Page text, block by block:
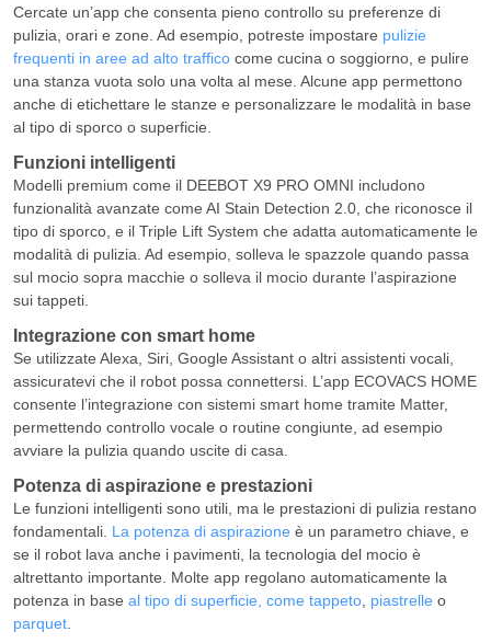
Cercate un’app che consenta pieno controllo su preferenze di
pulizia, orari e zone. Ad esempio, potreste impostare pulizie
frequenti in aree ad alto traffico come cucina o soggiorno, e pulire
una stanza vuota solo una volta al mese. Alcune app permettono
anche di etichettare le stanze e personalizzare le modalità in base
al tipo di sporco o superficie.
Funzioni intelligenti
Modelli premium come il DEEBOT X9 PRO OMNI includono
funzionalità avanzate come AI Stain Detection 2.0, che riconosce il
tipo di sporco, e il Triple Lift System che adatta automaticamente le
modalità di pulizia. Ad esempio, solleva le spazzole quando passa
sul mocio sopra macchie o solleva il mocio durante l’aspirazione
sui tappeti.
Integrazione con smart home
Se utilizzate Alexa, Siri, Google Assistant o altri assistenti vocali,
assicuratevi che il robot possa connettersi. L’app ECOVACS HOME
consente l’integrazione con sistemi smart home tramite Matter,
permettendo controllo vocale o routine congiunte, ad esempio
avviare la pulizia quando uscite di casa.
Potenza di aspirazione e prestazioni
Le funzioni intelligenti sono utili, ma le prestazioni di pulizia restano
fondamentali. La potenza di aspirazione è un parametro chiave, e
se il robot lava anche i pavimenti, la tecnologia del mocio è
altrettanto importante. Molte app regolano automaticamente la
potenza in base al tipo di superficie, come tappeto piastrelle o
parquet